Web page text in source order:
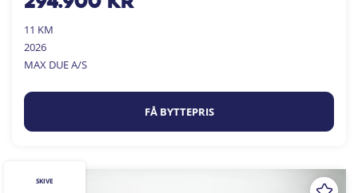
11 KM
2026
MAX DUE A/S
FÅ BYTTEPRIS
SKIVE